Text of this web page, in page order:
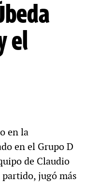
el
en la
en el Grupo D
de Claudio
jugó más